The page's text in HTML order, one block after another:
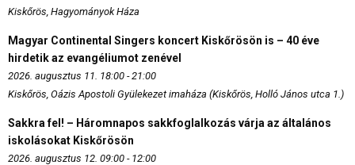
Kiskőrös, Hagyományok Háza
Magyar Continental Singers koncert Kiskőrösön is – 40 éve
hirdetik az evangéliumot zenével
2026. augusztus 11. 18:00 - 21:00
Kiskőrös, Oázis Apostoli Gyülekezet imaháza (Kiskőrös, Holló János utca 1.)
Sakkra fel! – Háromnapos sakkfoglalkozás várja az általános
iskolásokat Kiskőrösön
2026. augusztus 12. 09:00 - 12:00